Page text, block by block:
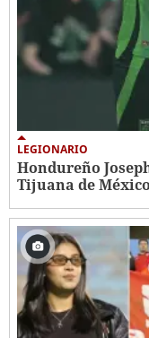
LEGIONARIO
Hondureño
Tijuana de